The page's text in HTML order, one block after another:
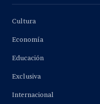
Cultura
Economía
Educación
Exclusiva
Internacional